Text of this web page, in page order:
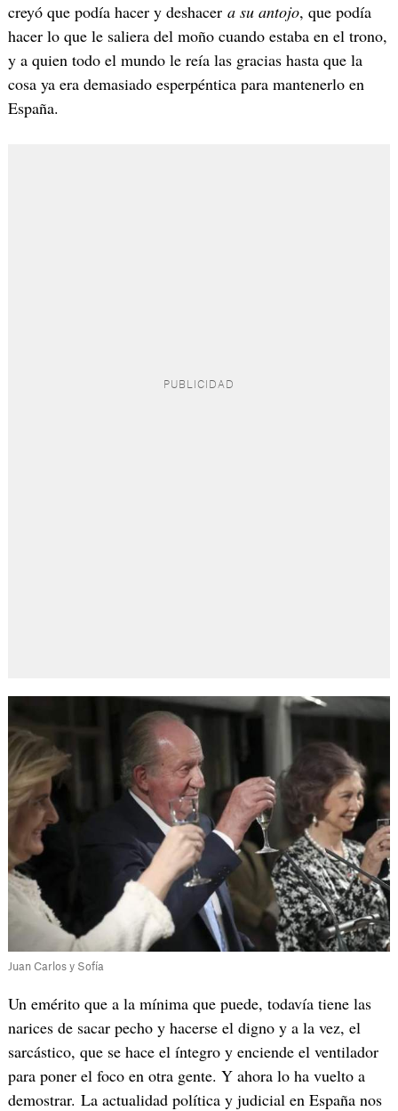
creyó que podía hacer y deshacer a su antojo, que podía
hacer lo que le saliera del moño cuando estaba en el trono,
y a quien todo el mundo le reía las gracias hasta que la
cosa ya era demasiado esperpéntica para mantenerlo en
España.
Juan Carlos y Sofía
Un emérito que a la mínima que puede, todavía tiene las
narices de sacar pecho y hacerse el digno y a la vez, el
sarcástico, que se hace el íntegro y enciende el ventilador
para poner el foco en otra gente. Y ahora lo ha vuelto a
demostrar. La actualidad política y judicial en España nos